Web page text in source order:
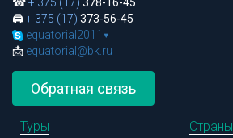
☎+ 375 (17) 378-16-45
🖨+ 375 (17) 373-56-45
equatorial2011 ▾
📩 equatorial@bk.ru
Обратная связь
Туры Страны